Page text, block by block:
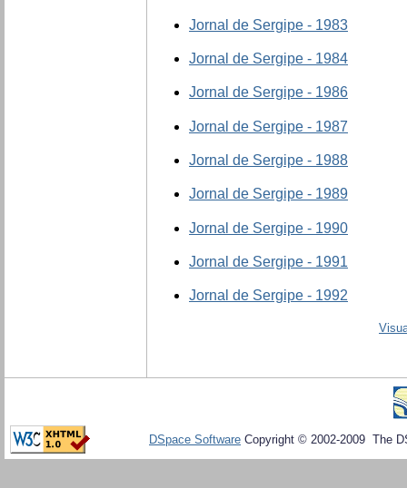
Jornal de Sergipe - 1983
Jornal de Sergipe - 1984
Jornal de Sergipe - 1986
Jornal de Sergipe - 1987
Jornal de Sergipe - 1988
Jornal de Sergipe - 1989
Jornal de Sergipe - 1990
Jornal de Sergipe - 1991
Jornal de Sergipe - 1992
DSpace Software Copyright © 2002-2009 The